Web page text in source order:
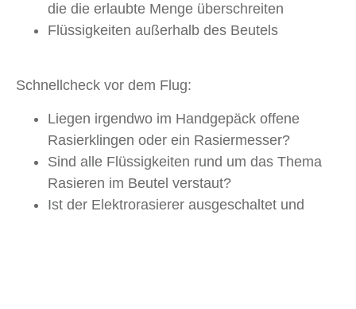
die die erlaubte Menge überschreiten
Flüssigkeiten außerhalb des Beutels
Schnellcheck vor dem Flug:
Liegen irgendwo im Handgepäck offene
Rasierklingen oder ein Rasiermesser?
Sind alle Flüssigkeiten rund um das Thema
Rasieren im Beutel verstaut?
Ist der Elektrorasierer ausgeschaltet und